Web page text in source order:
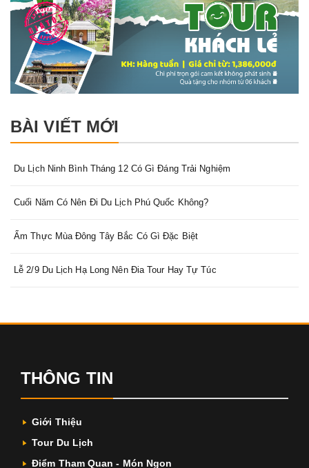
BÀI VIẾT MỚI
Du Lịch Ninh Bình Tháng 12 Có Gì Đáng Trải Nghiệm
Cuối Năm Có Nên Đi Du Lịch Phú Quốc Không?
Ẩm Thực Mùa Đông Tây Bắc Có Gì Đặc Biệt
Lễ 2/9 Du Lịch Hạ Long Nên Đia Tour Hay Tự Túc
THÔNG TIN
Giới Thiệu
Tour Du Lịch
Điểm Tham Quan - Món Ngon